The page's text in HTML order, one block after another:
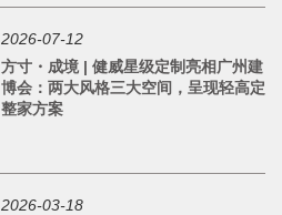
2026-07-12
方寸・成境 | 健威星级定制亮相广州建
博会：两大风格三大空间，呈现轻高定
整家方案
2026-03-18